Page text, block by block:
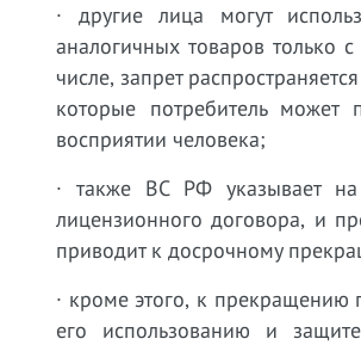
· другие лица могут
аналогичных товаров только
числе, запрет
которые потребитель
восприятии человека;
· также ВС РФ указывает на
лицензионного договора, и
приводит к досрочному
· кроме этого, к прекращению
его использованию и